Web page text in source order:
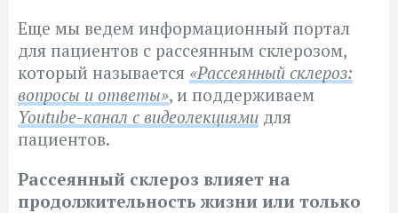
Еще мы ведем информационный портал
для пациентов с рассеянным склерозом,
который называется «Рассеянный склероз:
вопросы и ответы», и поддерживаем
Youtube-канал с видеолекциями для
пациентов.
Рассеянный склероз влияет на
продолжительность жизни или только